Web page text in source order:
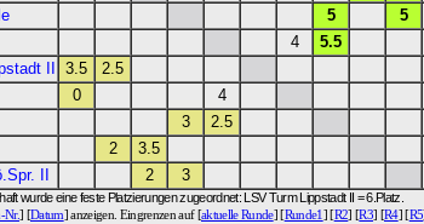
5 5
4 5.5
II 3.5 2.5
0 4
3 2.5
2 3.5
II 2 3
wurde eine feste Platzierungen zugeordnet: LSV Turm Lippstadt II = 6.Platz.
Nr.] [ Datum] anzeigen. Eingrenzen auf [ aktuelle Runde] [ Runde1 R2 ] [R3 ] [R4] [ R5